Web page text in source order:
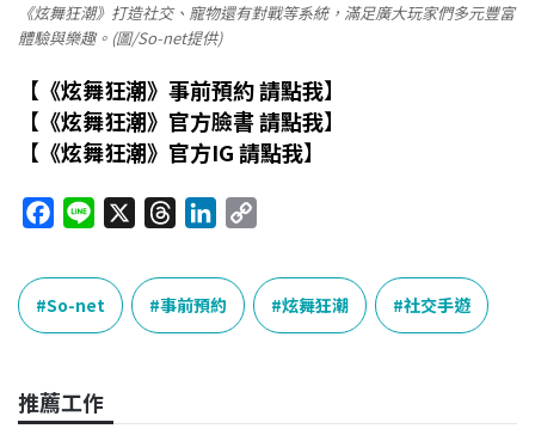
《炫舞狂潮》打造社交、寵物還有對戰等系統，滿足廣大玩家們多元豐富
體驗與樂趣。(圖/So-net提供)
【 《炫舞狂潮》事前預約請點我】
【 《炫舞狂潮》官方臉書請點我】
【 《炫舞狂潮》官方IG請點我】
c
e
b
o
k
n
e
r
e
a
n
k
e
n
p
L
k
So-net 事前預約 炫舞狂潮 社交手遊
推薦工作